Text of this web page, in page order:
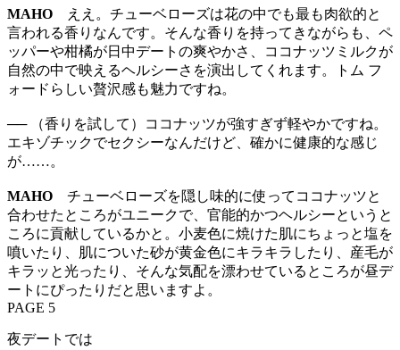
MAHO ええ。チューベローズは花の中でも最も肉欲的と
言われる香りなんです。そんな香りを持ってきながらも、ペ
ッパーや柑橘が日中デートの爽やかさ、ココナッツミルクが
自然の中で映えるヘルシーさを演出してくれます。トム フ
ォードらしい贅沢感も魅力ですね。
── （香りを試して）ココナッツが強すぎず軽やかですね。
エキゾチックでセクシーなんだけど、確かに健康的な感じ
が……。
MAHO チューベローズを隠し味的に使ってココナッツと
合わせたところがユニークで、官能的かつヘルシーというと
ころに貢献しているかと。小麦色に焼けた肌にちょっと塩を
噴いたり、肌についた砂が黄金色にキラキラしたり、産毛が
キラッと光ったり、そんな気配を漂わせているところが昼デ
ートにぴったりだと思いますよ。
PAGE 5
夜デートでは